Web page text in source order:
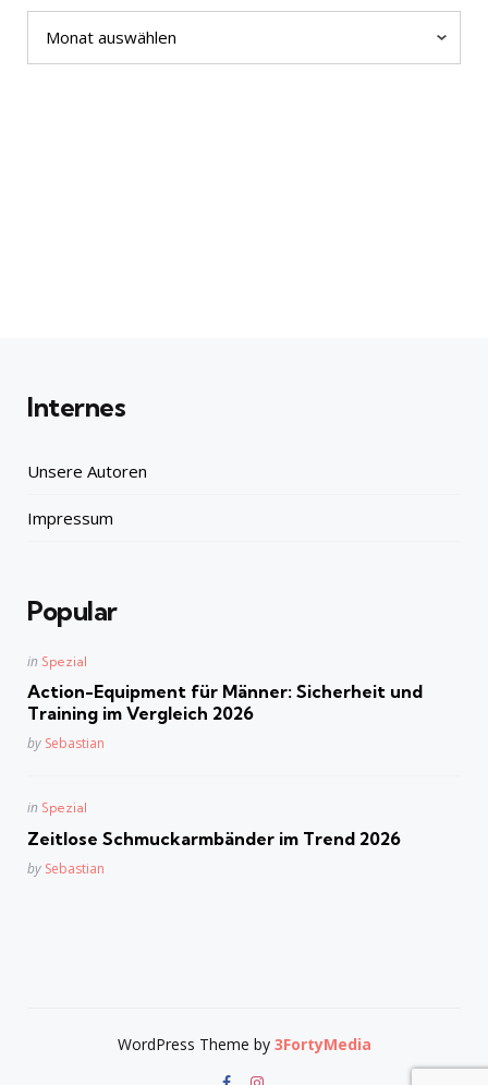
Internes
Unsere Autoren
Impressum
Popular
Posted
in
in Spezial
Action-Equipment für Männer: Sicherheit und
Training im Vergleich 2026
Posted
by Sebastian
Posted
in Spezial
Zeitlose Schmuckarmbänder im Trend 2026
Posted
by Sebastian
WordPress Theme by 3FortyMedia